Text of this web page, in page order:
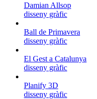
Damian Allsop
disseny gràfic
Ball de Primavera
disseny gràfic
El Gest a Catalunya
disseny gràfic
Planify 3D
disseny gràfic